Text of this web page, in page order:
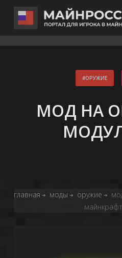
ОРУЖИЕ
МОД НА
главная ➔ моды ➔ оружие ➔